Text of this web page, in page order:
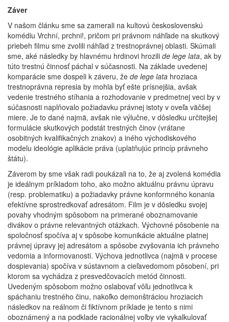
Záver
V našom článku sme sa zamerali na kultovú československú
komédiu Vrchní, prchni!, pričom pri právnom náhľade na skutkový
priebeh filmu sme zvolili náhľad z trestnoprávnej oblasti. Skúmali
sme, aké následky by hlavnému hrdinovi hrozili de lege lata, ak by
túto trestnú činnosť páchal v súčasnosti. Na základe uvedenej
komparácie sme dospeli k záveru, že de lege lata hroziaca
trestnoprávna represia by mohla byť ešte prísnejšia, avšak
vedenie trestného stíhania a rozhodovanie v predmetnej veci by v
súčasnosti naplňovalo požiadavku právnej istoty v oveľa väčšej
miere. Je to dané najmä, avšak nie výlučne, v dôsledku určitejšej
formulácie skutkových podstát trestných činov (vrátane
osobitných kvalifikačných znakov) a iného východiskového
modelu ideológie aplikácie práva (uplatňujúc princíp právneho
štátu).
Záverom by sme však radi poukázali na to, že aj zvolená komédia
je ideálnym príkladom toho, ako možno aktuálnu právnu úpravu
(resp. problematiku) a požiadavky právne konformného konania
efektívne sprostredkovať adresátom. Film je v dôsledku svojej
povahy vhodným spôsobom na primerané oboznamovanie
divákov o právne relevantných otázkach. Výchovné pôsobenie na
spoločnosť spočíva aj v spôsobe komunikácie aktuálne platnej
právnej úpravy jej adresátom a spôsobe zvyšovania ich právneho
vedomia a informovanosti. Výchova jednotlivca (najmä v procese
dospievania) spočíva v sústavnom a cieľavedomom pôsobení, pri
ktorom sa vychádza z presvedčovacích metód činnosti.
Uvedeným spôsobom možno oslabovať vôľu jednotlivca k
spáchaniu trestného činu, nakoľko demonštráciou hroziacich
následkov na reálnom či fiktívnom príklade je tento s nimi
oboznámený a na podklade racionálnej voľby vie vykalkulovať